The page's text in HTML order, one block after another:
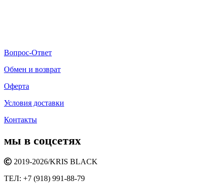
Вопрос-Ответ
Обмен и возврат
Оферта
Условия доставки
Контакты
мы в соцсетях
2019-2026/KRIS BLACK
ТЕЛ: +7 (918) 991-88-79